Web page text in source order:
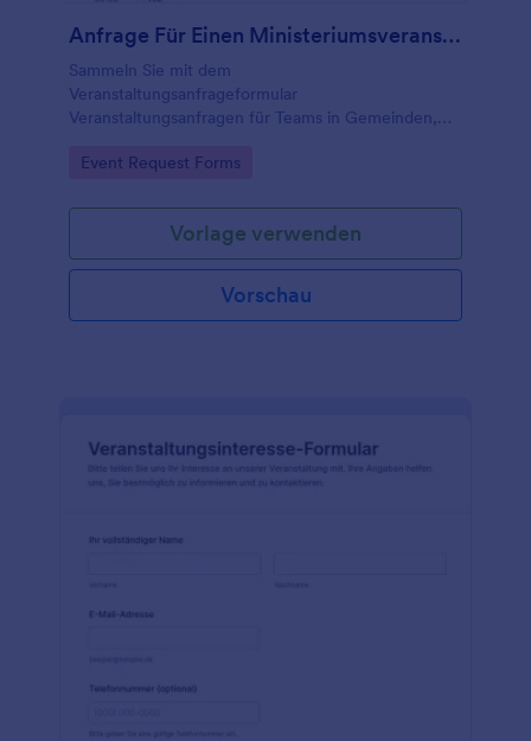
Anfrage Für Einen Ministeriumsveranstaltungs Termin
Sammeln Sie mit dem
Veranstaltungsanfrageformular
Veranstaltungsanfragen für Teams in Gemeinden,
Sie die data collection und Auswertung von
Go to Category:
Event Request Forms
Vorlage verwenden
Vorschau